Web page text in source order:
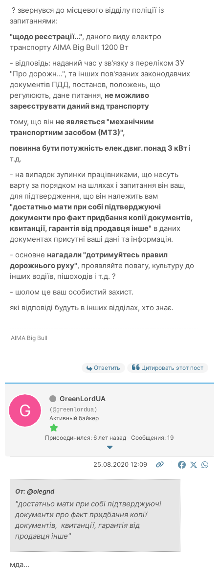
? звернувся до місцевого відділу поліції із
запитаннями:
"щодо реєстрації...", даного виду електро
транспорту AIMA Big Bull 1200 Вт
- відповідь: наданий час у зв'язку з переліком ЗУ
"Про дорожн...", та інших пов'язаних законодавчих
документів ПДД, постанов, положень, що
регулюють, дане питання, не можливо
зареєструвати даний вид транспорту
тому, що він не являється "механічним
транспортним засобом (МТЗ)",
повинна бути потужність елек.двиг. понад 3 кВт і
т.д.
- на випадок зупинки працівниками, що несуть
варту за порядком на шляхах і запитання він ваш,
для підтвердження, що він належить вам
"достатньо мати при собі підтверджуючі
документи про факт придбання копії документів,
квитанції, гарантія від продавця інше" в даних
документах присутні ваші дані та інформація.
- основне нагадали "дотримуйтесь правил
дорожнього руху", проявляйте повагу, культуру до
інших водіїв, пішоходів і т.д. ?
- шолом це ваш особистий захист.
які відповіді будуть в інших відділах, хто знає.
AIMA Big Bull
Ответить Цитировать этот пост
GreenLordUA
(@greenlordua)
Активный байкер
Присоединился: 6 лет назад Сообщения: 19
25.08.2020 12:09
От:@olegnd
"достатньо мати при собі підтверджуючі
документи про факт придбання копії
документів, квитанції, гарантія від
продавця інше"
мда...